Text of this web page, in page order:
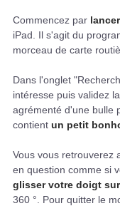
Commencez par
iPad. Il s'agit du
morceau de carte
Dans l'onglet
intéresse puis validez
agrémenté d'une bulle
contient un petit
Vous vous retrouverez
en question comme si
glisser votre doigt
360 °. Pour quitter le